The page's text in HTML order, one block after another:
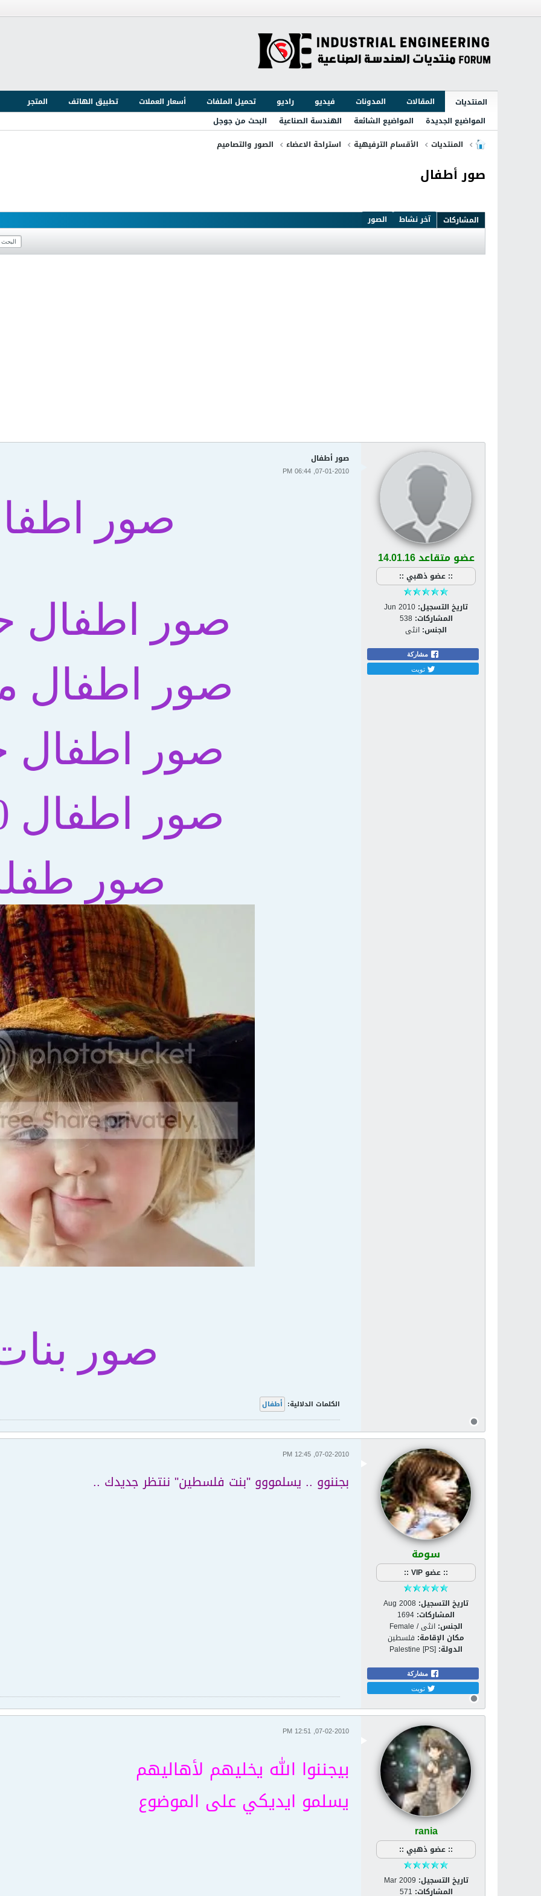
المنتديات المقالات المدونات فيديو راديو تحميل الملفات أسعار العملات تطبيق الهاتف
المتجر
المواضيع الجديدة
المواضيع الشائعة الهندسة الصناعية
البحث من جوجل
المنتديات
الأقسام الترفيهية استراحة الاعضاء الصور والتصاميم
صور أطفال
المشاركات آخر نشاط الصور
عضو متقاعد 14.01.16
:: عضو ذهبي ::
تاريخ التسجيل: Jun 2010
المشاركات: 538
الجنس: انثى
مشاركة
تويت
صور أطفال
07-01-2010, 06:44 PM
صور
صور اطفال
صور اطفال
صور اطفال
صور اطفال 2010
صور
صور
الكلمات الدلالية: أطفال
سومة
:: عضو VIP ::
تاريخ التسجيل: Aug 2008
المشاركات: 1694
الجنس: انثى / Female
مكان الإقامة: فلسطين
الدولة: Palestine [PS]
مشاركة
تويت
07-02-2010, 12:45 PM
بجننوو .. يسلمووو "بنت فلسطين" ننتظر جديدك ..
rania
:: عضو ذهبي ::
تاريخ التسجيل: Mar 2009
المشاركات: 571
07-02-2010, 12:51 PM
بيجننوا الله يخليهم لأهاليهم
يسلمو ايديكي على الموضوع